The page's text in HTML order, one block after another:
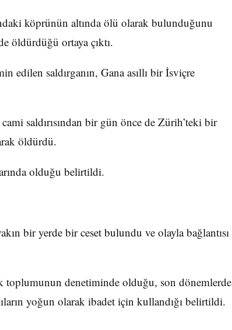
köprünün altında ölü olarak bulunduğunu
öldürdüğü ortaya çıktı.
edilen saldırganın, Gana asıllı bir İsviçre
saldırısından bir gün önce de Zürih’teki bir
öldürdü.
olduğu belirtildi.
bir yerde bir ceset bulundu ve olayla bağlantısı
toplumunun denetiminde olduğu, son dönemlerde
yoğun olarak ibadet için kullandığı belirtildi.